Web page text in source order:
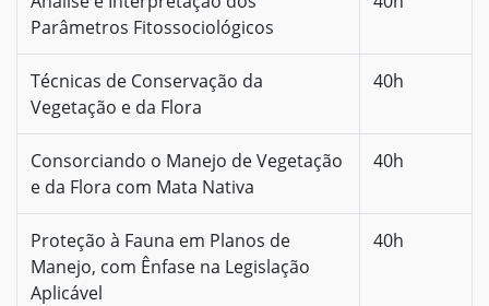
Parâmetros Fitossociológicos
Técnicas de Conservação da
Vegetação e da Flora
40h
Consorciando o Manejo de Vegetação
e da Flora com Mata Nativa
40h
Proteção à Fauna em Planos de
Manejo, com Ênfase na Legislação
Aplicável
40h